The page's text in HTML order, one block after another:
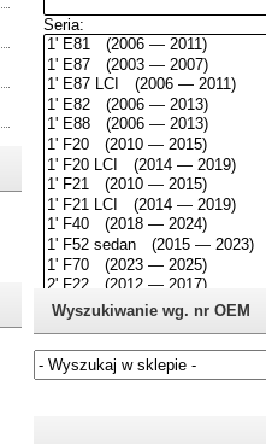
Wyszukiwanie wg. nr OEM